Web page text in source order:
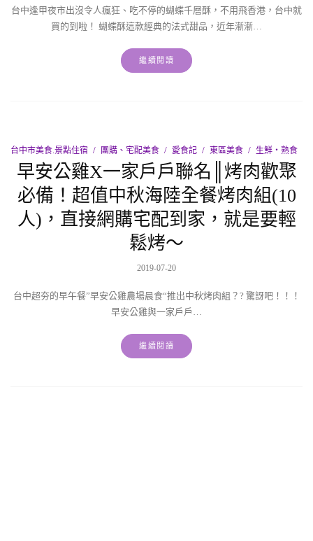
台中逢甲夜市出沒令人瘋狂、吃不停的蝴蝶千層酥，不用飛香港，台中就
買的到啦！ 蝴蝶酥這款經典的法式甜品，近年漸漸…
繼續閱讀
台中市美食.景點住宿 團購、宅配美食 愛食記 東區美食 生鮮‧熟食
早安公雞X一家戶戶聯名║烤肉歡聚
必備！超值中秋海陸全餐烤肉組(10
人)，直接網購宅配到家，就是要輕
鬆烤～
2019-07-20
台中超夯的早午餐”早安公雞農場晨食“推出中秋烤肉組？? 驚訝吧！！！
早安公雞與一家戶戶…
繼續閱讀